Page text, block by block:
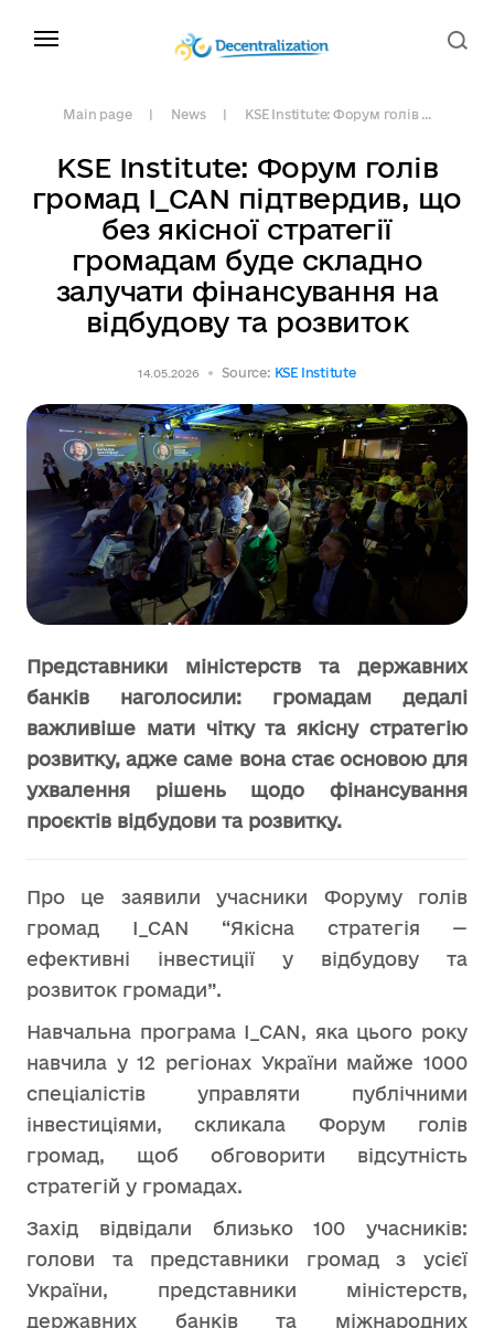
Main page News KSE Institute: Форум голів ...
KSE Institute: Форум голів
громад I_CAN підтвердив, що
без якісної стратегії
громадам буде складно
залучати фінансування на
відбудову та розвиток
14.05.2026 Source: KSE Institute
Представники міністерств та державних
банків наголосили: громадам дедалі
важливіше мати чітку та якісну стратегію
розвитку, адже саме вона стає основою для
ухвалення рішень щодо фінансування
проєктів відбудови та розвитку.
Про це заявили учасники Форуму голів
громад I_CAN “Якісна стратегія —
ефективні інвестиції у відбудову та
розвиток громади”.
Навчальна програма I_CAN, яка цього року
навчила у 12 регіонах України майже 1000
спеціалістів управляти публічними
інвестиціями, скликала Форум голів
громад, щоб обговорити відсутність
стратегій у громадах.
Захід відвідали близько 100 учасників:
голови та представники громад з усієї
України, представники міністерств,
державних банків та міжнародних